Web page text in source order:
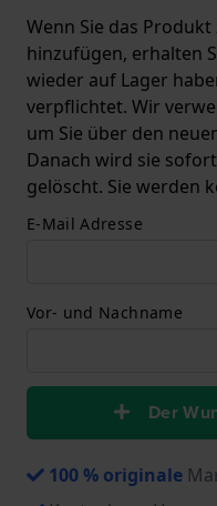
Wenn Sie das
hinzufügen, erhalten
wieder auf Lager
verpflichtet. Wir
um Sie über den
Danach wird sie
gelöscht. Sie werden
E-Mail Adresse
Vor- und Nachname
Der
100 % originale